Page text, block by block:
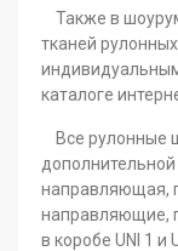
Также в
тканей
каталоге
Все рулонные
направляющая,
направляющие,
в коробе UNI 1 и